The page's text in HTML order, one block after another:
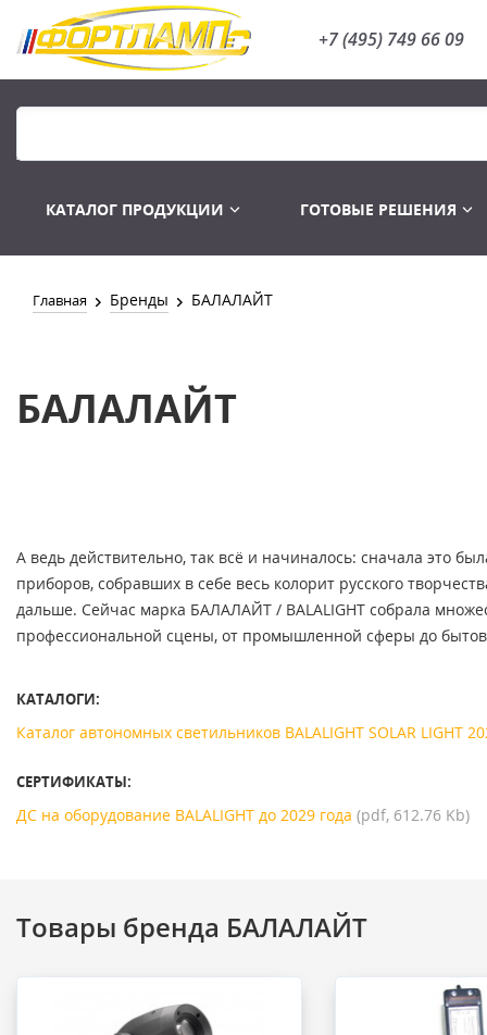
+7 (495) 749 66 09
КАТАЛОГ ПРОДУКЦИИ ГОТОВЫЕ РЕШЕНИЯ
Главная Бренды БАЛАЛАЙТ
БАЛАЛАЙТ
А ведь действительно, так всё и начиналось: сначала это
приборов, собравших в себе весь колорит русского
дальше. Сейчас марка БАЛАЛАЙТ / BALALIGHT собрала
профессиональной сцены, от промышленной сферы до
КАТАЛОГИ:
Каталог автономных светильников BALALIGHT SOLAR LIGHT
СЕРТИФИКАТЫ:
ДС на оборудование BALALIGHT до 2029 года (pdf, 612.76 Kb)
Товары бренда БАЛАЛАЙТ